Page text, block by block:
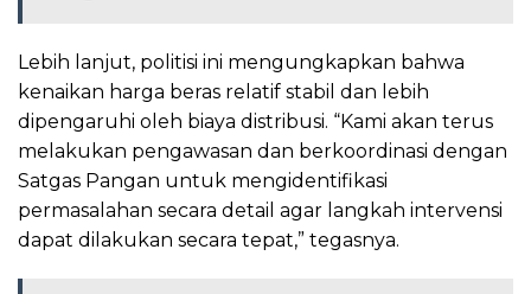
Lebih lanjut, politisi ini mengungkapkan bahwa
kenaikan harga beras relatif stabil dan lebih
dipengaruhi oleh biaya distribusi. “Kami akan terus
melakukan pengawasan dan berkoordinasi dengan
Satgas Pangan untuk mengidentifikasi
permasalahan secara detail agar langkah intervensi
dapat dilakukan secara tepat,” tegasnya.